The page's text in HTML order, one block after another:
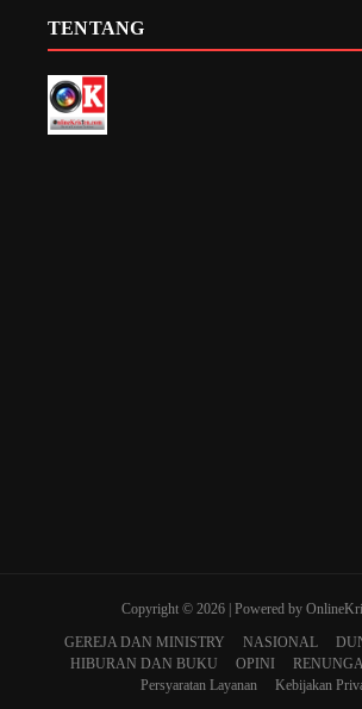
TENTANG
Copyright © 2026 | Powered by
GEREJA DAN MINISTRY
NASIONAL
HIBURAN DAN BUKU
OPINI
Persyaratan Layanan
Kebijakan